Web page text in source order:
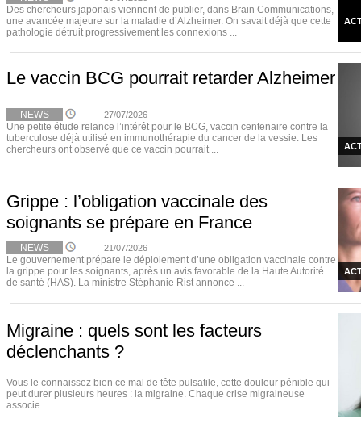
Des chercheurs japonais viennent de publier, dans Brain Communications,
une avancée majeure sur la maladie d’Alzheimer. On savait déjà que cette
pathologie détruit progressivement les connexions ...
Le vaccin BCG pourrait retarder Alzheimer
NEWS 27/07/2026
Une petite étude relance l’intérêt pour le BCG, vaccin centenaire contre la
tuberculose déjà utilisé en immunothérapie du cancer de la vessie. Les
chercheurs ont observé que ce vaccin pourrait ...
Grippe : l’obligation vaccinale des
soignants se prépare en France
NEWS 21/07/2026
Le gouvernement prépare le déploiement d’une obligation vaccinale contre
la grippe pour les soignants, après un avis favorable de la Haute Autorité
de santé (HAS). La ministre Stéphanie Rist annonce ...
Migraine : quels sont les facteurs
déclenchants ?
Vous le connaissez bien ce mal de tête pulsatile, cette douleur pénible qui
peut durer plusieurs heures : la migraine. Chaque crise migraineuse
associe